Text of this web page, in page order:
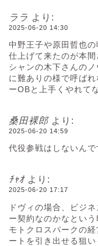
ララ より:
2025-06-20 14:30
中野王子や原田哲也
仕上げて来たのが本
シャンの木下さんの
に難ありの様で呼ば
ーOBと上手くやれて
桑田裸郎 より:
2025-06-20 14:59
代役参戦はしないんで
ﾁｬｵ より:
2025-06-20 17:17
ドヴィの場合、ビジ
ー契約なのかなという
モトクロスパークの
ートを引き出せる狙い